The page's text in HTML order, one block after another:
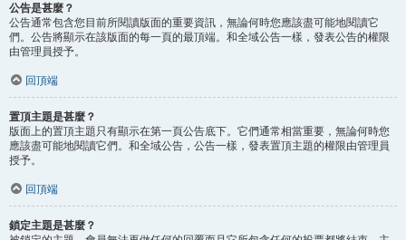
公告是甚麼？
公告通常包含您目前所閱讀版面的重要資訊，無論何時您應該盡可能地閱讀它
們。公告將顯示在該版面的每一頁的最頂端。和全域公告一樣，發表公告的權限
由管理員授予。
回頂端
置頂主題是甚麼？
版面上的置頂主題只有顯示在第一頁公告底下。它們通常相當重要，無論何時您
應該盡可能地閱讀它們。和全域公告，公告一樣，發表置頂主題的權限由管理員
授予。
回頂端
鎖定主題是甚麼？